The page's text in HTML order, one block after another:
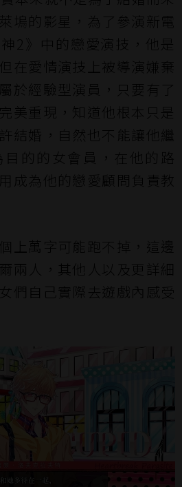
塢的影星，為了參演新電
2》中的戀愛演技，他是
在愛情演技上被導演嫌棄
於經驗型演員，只要有了
美重現，知道他根本只是
結婚，自然也不能讓他繼
的的女會員，在他的路
成為他的戀愛顧問負責教
上萬字可能跑不掉，這邊
兩人，其他人以及更詳細
們自己實際去遊戲內感受